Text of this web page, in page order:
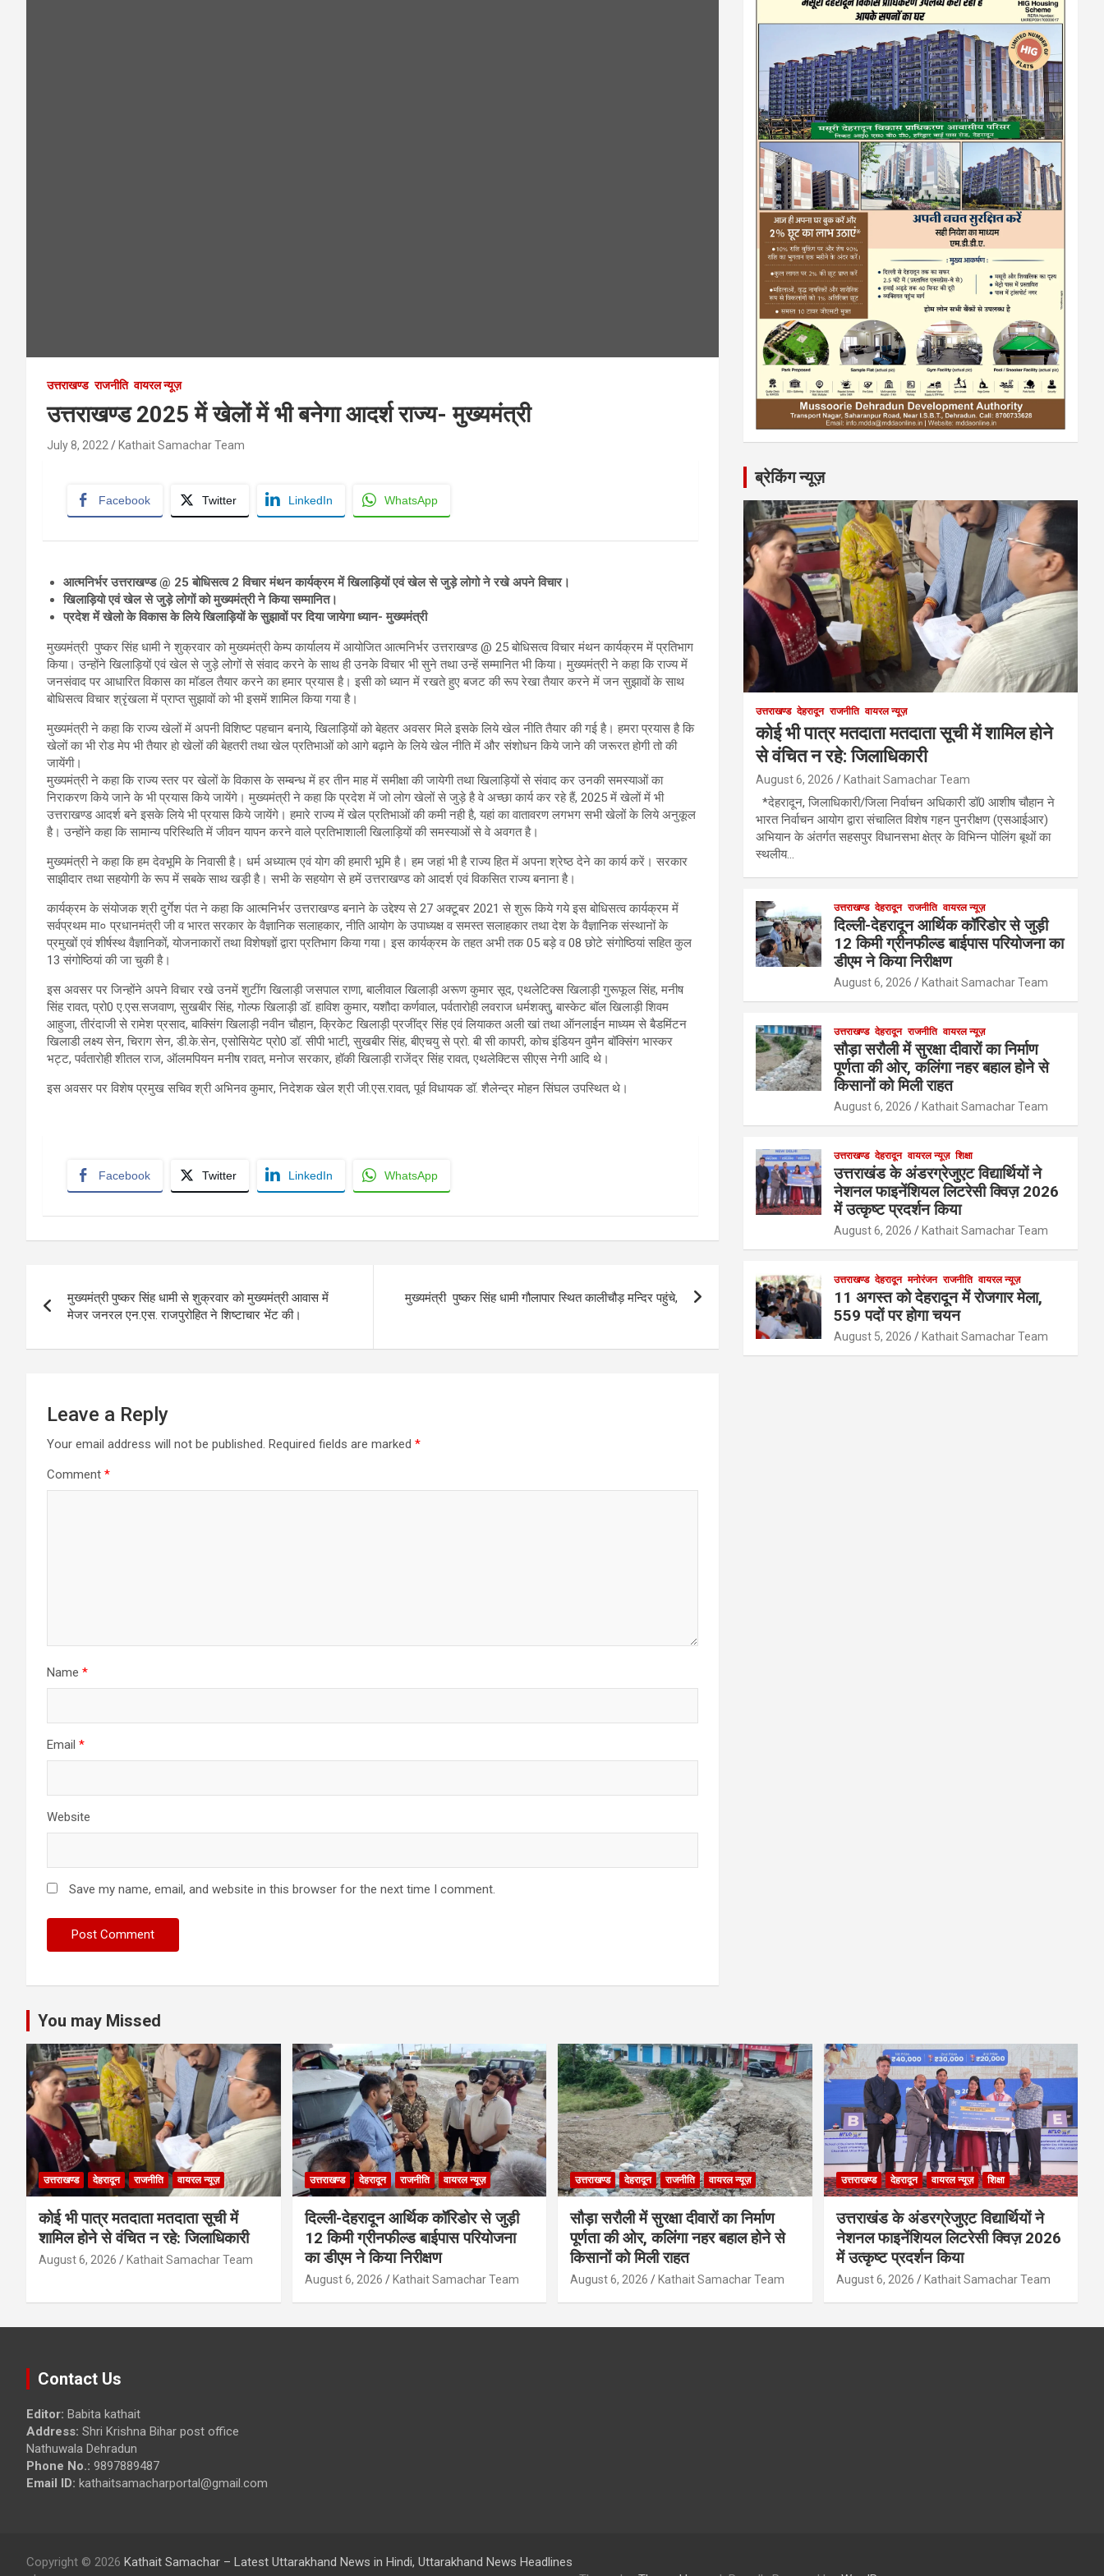
उत्तराखण्ड राजनीति वायरल न्यूज़
उत्तराखण्ड 2025 में खेलों में भी बनेगा आदर्श राज्य- मुख्यमंत्री
July 8, 2022 Kathait Samachar Team
Facebook Twitter LinkedIn WhatsApp
आत्मनिर्भर उत्तराखण्ड @ 25 बोधिसत्व 2 विचार मंथन कार्यक्रम में खिलाड़ियों एवं खेल से जुड़े लोगो ने रखे अपने विचार।
खिलाड़ियो एवं खेल से जुड़े लोगों को मुख्यमंत्री ने किया सम्मानित।
प्रदेश में खेलो के विकास के लिये खिलाड़ियों के सुझावों पर दिया जायेगा ध्यान- मुख्यमंत्री
मुख्यमंत्री पुष्कर सिंह धामी ने शुक्रवार को मुख्यमंत्री केम्प कार्यालय में आयोजित आत्मनिर्भर उत्तराखण्ड @ 25 बोधिसत्व विचार मंथन कार्यक्रम में प्रतिभाग
किया। उन्होंने खिलाड़ियों एवं खेल से जुड़े लोगों से संवाद करने के साथ ही उनके विचार भी सुने तथा उन्हें सम्मानित भी किया। मुख्यमंत्री ने कहा कि राज्य में
जनसंवाद पर आधारित विकास का मॉडल तैयार करने का हमार प्रयास है। इसी को ध्यान में रखते हुए बजट की रूप रेखा तैयार करने में जन सुझावों के साथ
बोधिसत्व विचार श्रृंखला में प्राप्त सुझावों को भी इसमें शामिल किया गया है।
मुख्यमंत्री ने कहा कि राज्य खेलों में अपनी विशिष्ट पहचान बनाये, खिलाड़ियों को बेहतर अवसर मिले इसके लिये खेल नीति तैयार की गई है। हमरा प्रयास है कि
खेलों का भी रोड मेप भी तैयार हो खेलों की बेहतरी तथा खेल प्रतिभाओं को आगे बढ़ाने के लिये खेल नीति में और संशोधन किये जाने की जरूरत होगी तो की
जायेंगी।
मुख्यमंत्री ने कहा कि राज्य स्तर पर खेलों के विकास के सम्बन्ध में हर तीन माह में समीक्षा की जायेगी तथा खिलाड़ियों से संवाद कर उनकी समस्याओं का
निराकरण किये जाने के भी प्रयास किये जायेंगे। मुख्यमंत्री ने कहा कि प्रदेश में जो लोग खेलों से जुड़े है वे अच्छा कार्य कर रहे हैं, 2025 में खेलों में भी
उत्तराखण्ड आदर्श बने इसके लिये भी प्रयास किये जायेंगे। हमारे राज्य में खेल प्रतिभाओं की कमी नही है, यहां का वातावरण लगभग सभी खेलों के लिये अनुकूल
है। उन्होंने कहा कि सामान्य परिस्थिति में जीवन यापन करने वाले प्रतिभाशाली खिलाड़ियों की समस्याओं से वे अवगत है।
मुख्यमंत्री ने कहा कि हम देवभूमि के निवासी है। धर्म अध्यात्म एवं योग की हमारी भूमि है। हम जहां भी है राज्य हित में अपना श्रेष्ठ देने का कार्य करें। सरकार
साझीदार तथा सहयोगी के रूप में सबके साथ खड़ी है। सभी के सहयोग से हमें उत्तराखण्ड को आदर्श एवं विकसित राज्य बनाना है।
कार्यक्रम के संयोजक श्री दुर्गेश पंत ने कहा कि आत्मनिर्भर उत्तराखण्ड बनाने के उद्देश्य से 27 अक्टूबर 2021 से शुरू किये गये इस बोधिसत्व कार्यक्रम में
सर्वप्रथम मा० प्रधानमंत्री जी व भारत सरकार के वैज्ञानिक सलाहकार, नीति आयोग के उपाध्यक्ष व समस्त सलाहकार तथा देश के वैज्ञानिक संस्थानों के
प्रमुखों एवं शीर्षस्थ वैज्ञानिकों, योजनाकारों तथा विशेषज्ञों द्वारा प्रतिभाग किया गया। इस कार्यक्रम के तहत अभी तक 05 बड़े व 08 छोटे संगोष्ठियां सहित कुल
13 संगोष्ठियां की जा चुकी है।
इस अवसर पर जिन्होंने अपने विचार रखे उनमें शुटींग खिलाड़ी जसपाल राणा, बालीवाल खिलाड़ी अरूण कुमार सूद, एथलेटिक्स खिलाड़ी गुरूफूल सिंह, मनीष
सिंह रावत, प्रो0 ए.एस.सजवाण, सुखबीर सिंह, गोल्फ खिलाड़ी डॉ. हाविश कुमार, यशौदा कर्णवाल, पर्वतारोही लवराज धर्मशक्तु, बास्केट बॉल खिलाड़ी शिवम
आहुजा, तीरंदाजी से रामेश प्रसाद, बाक्सिंग खिलाड़ी नवीन चौहान, क्रिकेट खिलाड़ी प्रजींद्र सिंह एवं लियाकत अली खां तथा ऑनलाईन माध्यम से बैडमिंटन
खिलाडी लक्ष्य सेन, चिराग सेन, डी.के.सेन, एसोसियेट प्रो0 डॉ. सीपी भाटी, सुखबीर सिंह, बीएचयु से प्रो. बी सी कापरी, कोच इंडियन वुमैन बॉक्सिंग भास्कर
भट्ट, पर्वतारोही शीतल राज, ऑलमपियन मनीष रावत, मनोज सरकार, हॉकी खिलाड़ी राजेंद्र सिंह रावत, एथलेक्टिस सीएस नेगी आदि थे।
इस अवसर पर विशेष प्रमुख सचिव श्री अभिनव कुमार, निदेशक खेल श्री जी.एस.रावत, पूर्व विधायक डॉ. शैलेन्द्र मोहन सिंघल उपस्थित थे।
Facebook Twitter LinkedIn WhatsApp
navigation
मुख्यमंत्री पुष्कर सिंह धामी से शुक्रवार को मुख्यमंत्री आवास में
मेजर जनरल एन.एस. राजपुरोहित ने शिष्टाचार भेंट की।
मुख्यमंत्री पुष्कर सिंह धामी गौलापार स्थित कालीचौड़ मन्दिर पहुंचे,
Leave a Reply
Your email address will not be published. Required fields are marked *
Comment *
Name *
Email *
Website
Save my name, email, and website in this browser for the next time I comment.
ब्रेकिंग न्यूज़
उत्तराखण्ड देहरादून राजनीति वायरल न्यूज़
कोई भी पात्र मतदाता मतदाता सूची में शामिल होने
से वंचित न रहे: जिलाधिकारी
August 6, 2026 Kathait Samachar Team
*देहरादून, जिलाधिकारी/जिला निर्वाचन अधिकारी डॉ0 आशीष चौहान ने
भारत निर्वाचन आयोग द्वारा संचालित विशेष गहन पुनरीक्षण (एसआईआर)
अभियान के अंतर्गत सहसपुर विधानसभा क्षेत्र के विभिन्न पोलिंग बूथों का
स्थलीय…
उत्तराखण्ड देहरादून राजनीति वायरल न्यूज़
दिल्ली-देहरादून आर्थिक कॉरिडोर से जुड़ी
12 किमी ग्रीनफील्ड बाईपास परियोजना का
डीएम ने किया निरीक्षण
August 6, 2026 Kathait Samachar Team
उत्तराखण्ड देहरादून राजनीति वायरल न्यूज़
सौड़ा सरौली में सुरक्षा दीवारों का निर्माण
पूर्णता की ओर, कलिंगा नहर बहाल होने से
किसानों को मिली राहत
August 6, 2026 Kathait Samachar Team
उत्तराखण्ड देहरादून वायरल न्यूज़ शिक्षा
उत्तराखंड के अंडरग्रेजुएट विद्यार्थियों ने
नेशनल फाइनेंशियल लिटरेसी क्विज़ 2026
में उत्कृष्ट प्रदर्शन किया
August 6, 2026 Kathait Samachar Team
उत्तराखण्ड देहरादून मनोरंजन राजनीति वायरल न्यूज़
11 अगस्त को देहरादून में रोजगार मेला,
559 पदों पर होगा चयन
August 5, 2026 Kathait Samachar Team
You may Missed
उत्तराखण्ड देहरादून राजनीति वायरल न्यूज़
कोई भी पात्र मतदाता मतदाता सूची में
शामिल होने से वंचित न रहे: जिलाधिकारी
August 6, 2026 Kathait Samachar Team
उत्तराखण्ड देहरादून राजनीति वायरल न्यूज़
दिल्ली-देहरादून आर्थिक कॉरिडोर से जुड़ी
12 किमी ग्रीनफील्ड बाईपास परियोजना
का डीएम ने किया निरीक्षण
August 6, 2026 Kathait Samachar Team
उत्तराखण्ड देहरादून राजनीति वायरल न्यूज़
सौड़ा सरौली में सुरक्षा दीवारों का निर्माण
पूर्णता की ओर, कलिंगा नहर बहाल होने से
किसानों को मिली राहत
August 6, 2026 Kathait Samachar Team
उत्तराखण्ड देहरादून वायरल न्यूज़ शिक्षा
उत्तराखंड के अंडरग्रेजुएट विद्यार्थियों ने
नेशनल फाइनेंशियल लिटरेसी क्विज़ 2026
में उत्कृष्ट प्रदर्शन किया
August 6, 2026 Kathait Samachar Team
Contact Us
Editor: Babita kathait
Address: Shri Krishna Bihar post office
Nathuwala Dehradun
Phone No.: 9897889487
Email ID: kathaitsamacharportal@gmail.com
Copyright © 2026 Kathait Samachar – Latest Uttarakhand News in Hindi, Uttarakhand News Headlines